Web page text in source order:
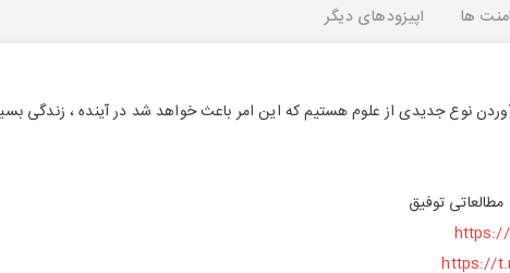
ها اپیزودهای دیگر
نوع جدیدی از علوم هستیم که این امر باعث خواهد شد در آینده ، زندگی
توفیق
https://